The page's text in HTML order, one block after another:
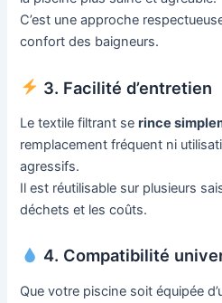
C’est une approche
confort des baigneurs.
3. Facilité d’entretien
Le textile filtrant serince
remplacement fréquent ni
agressifs.
Il est réutilisable sur plusieurs
déchets et les coûts.
4. Compatibilité
Que votre piscine soit équipée